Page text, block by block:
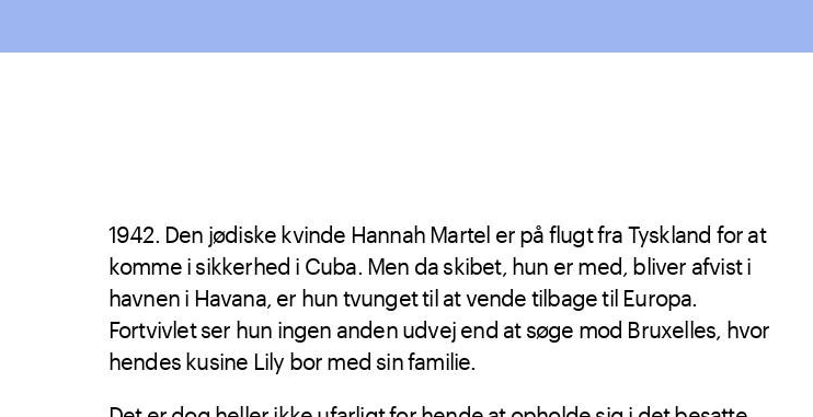
1942. Den jødiske kvinde Hannah Martel er på flugt fra Tyskland for at
komme i sikkerhed i Cuba. Men da skibet, hun er med, bliver afvist i
havnen i Havana, er hun tvunget til at vende tilbage til Europa.
Fortvivlet ser hun ingen anden udvej end at søge mod Bruxelles, hvor
hendes kusine Lily bor med sin familie.